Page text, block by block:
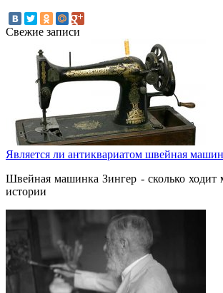
Свежие записи
Является ли антиквариатом швейная
Швейная машинка Зингер - сколько ходит
истории